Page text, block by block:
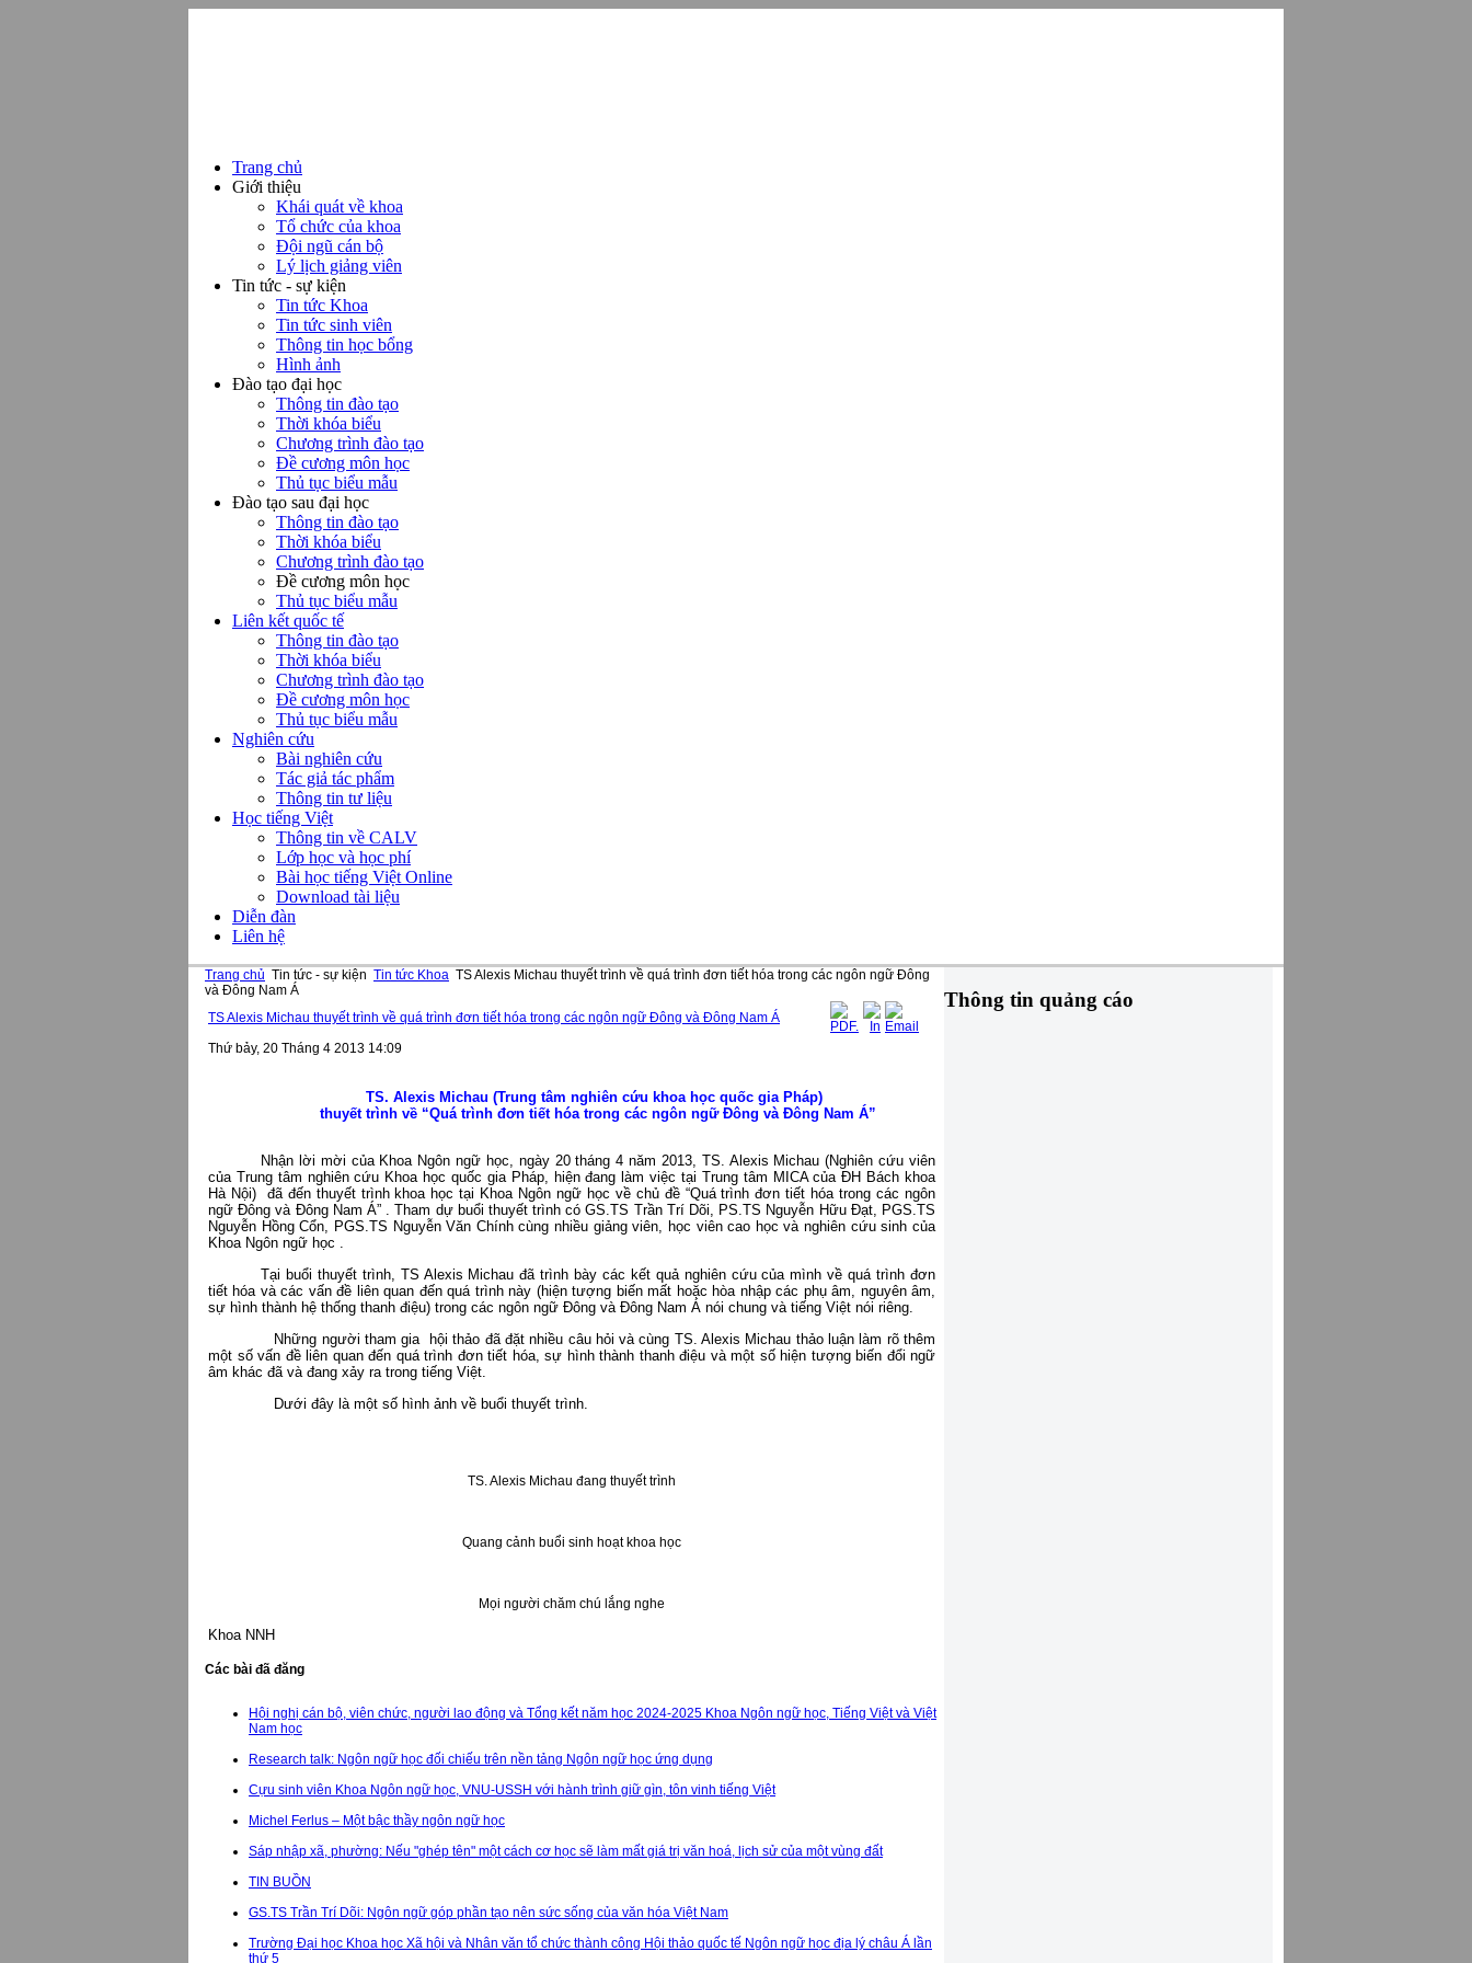
Trang chủ
Giới thiệu
Khái quát về khoa
Tổ chức của khoa
Đội ngũ cán bộ
Lý lịch giảng viên
Tin tức - sự kiện
Tin tức Khoa
Tin tức sinh viên
Thông tin học bổng
Hình ảnh
Đào tạo đại học
Thông tin đào tạo
Thời khóa biểu
Chương trình đào tạo
Đề cương môn học
Thủ tục biểu mẫu
Đào tạo sau đại học
Thông tin đào tạo
Thời khóa biểu
Chương trình đào tạo
Đề cương môn học
Thủ tục biểu mẫu
Liên kết quốc tế
Thông tin đào tạo
Thời khóa biểu
Chương trình đào tạo
Đề cương môn học
Thủ tục biểu mẫu
Nghiên cứu
Bài nghiên cứu
Tác giả tác phẩm
Thông tin tư liệu
Học tiếng Việt
Thông tin về CALV
Lớp học và học phí
Bài học tiếng Việt Online
Download tài liệu
Diễn đàn
Liên hệ
Trang chủ Tin tức - sự kiện Tin tức Khoa TS Alexis Michau thuyết trình về quá trình đơn tiết hóa trong các ngôn ngữ Đông
và Đông Nam Á
TS Alexis Michau thuyết trình về quá trình đơn tiết hóa trong các ngôn ngữ Đông và Đông Nam Á
Thứ bảy, 20 Tháng 4 2013 14:09
TS. Alexis Michau (Trung tâm nghiên cứu khoa học quốc gia Pháp)
thuyết trình về “Quá trình đơn tiết hóa trong các ngôn ngữ Đông và Đông Nam Á”
Nhận lời mời của Khoa Ngôn ngữ học, ngày 20 tháng 4 năm 2013, TS. Alexis Michau (Nghiên cứu viên
của Trung tâm nghiên cứu Khoa học quốc gia Pháp, hiện đang làm việc tại Trung tâm MICA của ĐH Bách khoa
Hà Nội) đã đến thuyết trình khoa học tại Khoa Ngôn ngữ học về chủ đề “Quá trình đơn tiết hóa trong các ngôn
ngữ Đông và Đông Nam Á” . Tham dự buổi thuyết trình có GS.TS Trần Trí Dõi, PS.TS Nguyễn Hữu Đạt, PGS.TS
Nguyễn Hồng Cổn, PGS.TS Nguyễn Văn Chính cùng nhiều giảng viên, học viên cao học và nghiên cứu sinh của
Khoa Ngôn ngữ học .
Tại buổi thuyết trình, TS Alexis Michau đã trình bày các kết quả nghiên cứu của mình về quá trình đơn
tiết hóa và các vấn đề liên quan đến quá trình này (hiện tượng biến mất hoặc hòa nhập các phụ âm, nguyên âm,
sự hình thành hệ thống thanh điệu) trong các ngôn ngữ Đông và Đông Nam Á nói chung và tiếng Việt nói riêng.
Những người tham gia hội thảo đã đặt nhiều câu hỏi và cùng TS. Alexis Michau thảo luận làm rõ thêm
một số vấn đề liên quan đến quá trình đơn tiết hóa, sự hình thành thanh điệu và một số hiện tượng biến đổi ngữ
âm khác đã và đang xảy ra trong tiếng Việt.
Dưới đây là một số hình ảnh về buổi thuyết trình.
TS. Alexis Michau đang thuyết trình
Quang cảnh buổi sinh hoạt khoa học
Mọi người chăm chú lắng nghe
Khoa NNH
Các bài đã đăng
Hội nghị cán bộ, viên chức, người lao động và Tổng kết năm học 2024-2025 Khoa Ngôn ngữ học, Tiếng Việt và Việt
Nam học
Research talk: Ngôn ngữ học đối chiếu trên nền tảng Ngôn ngữ học ứng dụng
Cựu sinh viên Khoa Ngôn ngữ học, VNU-USSH với hành trình giữ gìn, tôn vinh tiếng Việt
Michel Ferlus – Một bậc thầy ngôn ngữ học
Sáp nhập xã, phường: Nếu "ghép tên" một cách cơ học sẽ làm mất giá trị văn hoá, lịch sử của một vùng đất
TIN BUỒN
GS.TS Trần Trí Dõi: Ngôn ngữ góp phần tạo nên sức sống của văn hóa Việt Nam
Trường Đại học Khoa học Xã hội và Nhân văn tổ chức thành công Hội thảo quốc tế Ngôn ngữ học địa lý châu Á lần
thứ 5
Thông tin quảng cáo